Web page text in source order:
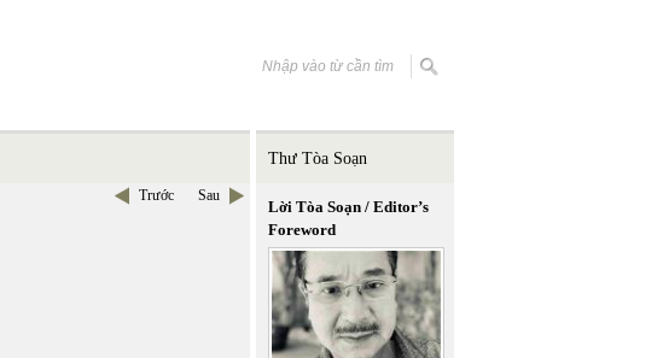
Trước Sau
Thư Tòa Soạn
Lời Tòa Soạn / Editor’s
Foreword